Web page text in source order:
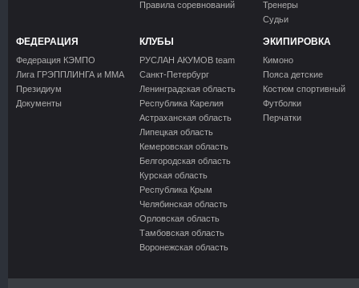
Правила соревнований
Тренеры
Судьи
ФЕДЕРАЦИЯ
Федерация КЭМПО
Лига ГРЭППЛИНГА и ММА
Президиум
Документы
КЛУБЫ
РУСЛАН АКУМОВ team
Санкт-Петербург
Ленинградская область
Республика Карелия
Астраханская область
Липецкая область
Кемеровская область
Белгородская область
Курская область
Республика Крым
Челябинская область
Орловская область
Тамбовская область
Воронежская область
ЭКИПИРОВКА
Кимоно
Пояса детские
Костюм спортивный
Футболки
Перчатки